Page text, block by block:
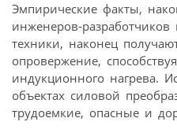
Эмпирические факты,
инженеров-разработчиков
техники, наконец
опровержение,
индукционного нагрева.
объектах силовой
трудоемкие, опасные и